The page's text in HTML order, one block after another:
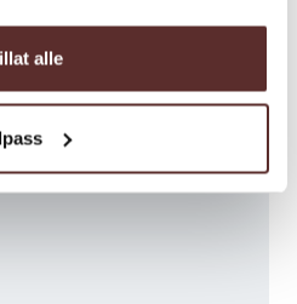
alle